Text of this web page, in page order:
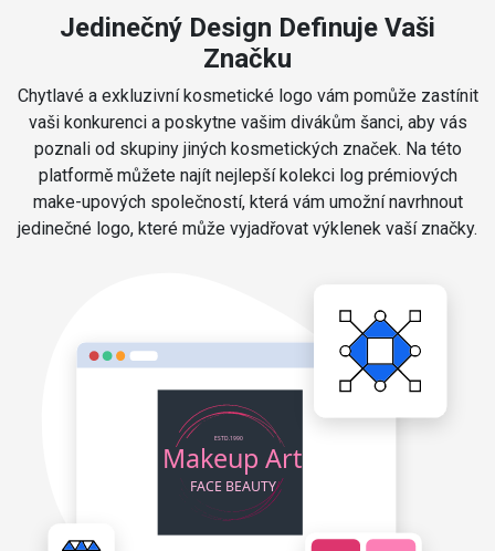
Jedinečný Design Definuje Vaši
Značku
Chytlavé a exkluzivní kosmetické logo vám pomůže zastínit
vaši konkurenci a poskytne vašim divákům šanci, aby vás
poznali od skupiny jiných kosmetických značek. Na této
platformě můžete najít nejlepší kolekci log prémiových
make-upových společností, která vám umožní navrhnout
jedinečné logo, které může vyjadřovat výklenek vaší značky.